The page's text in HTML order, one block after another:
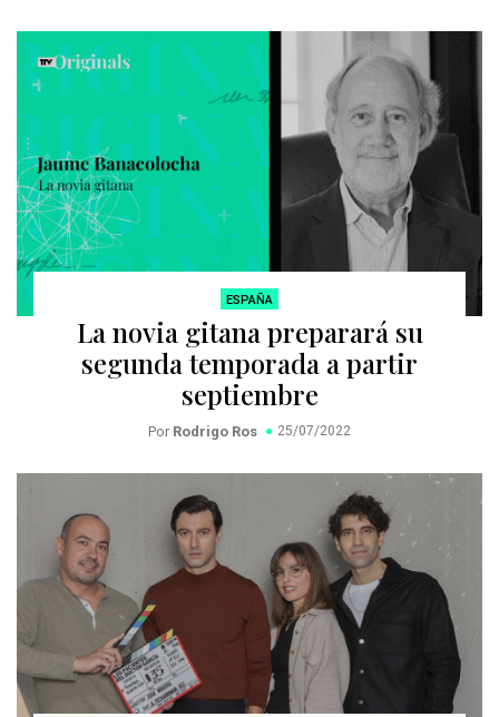
ESPAÑA
La novia gitana preparará su
segunda temporada a partir
septiembre
Por Rodrigo Ros 25/07/2022